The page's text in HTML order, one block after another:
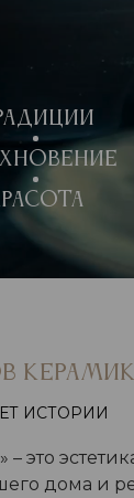
ИСТОРИИ
это
дома и